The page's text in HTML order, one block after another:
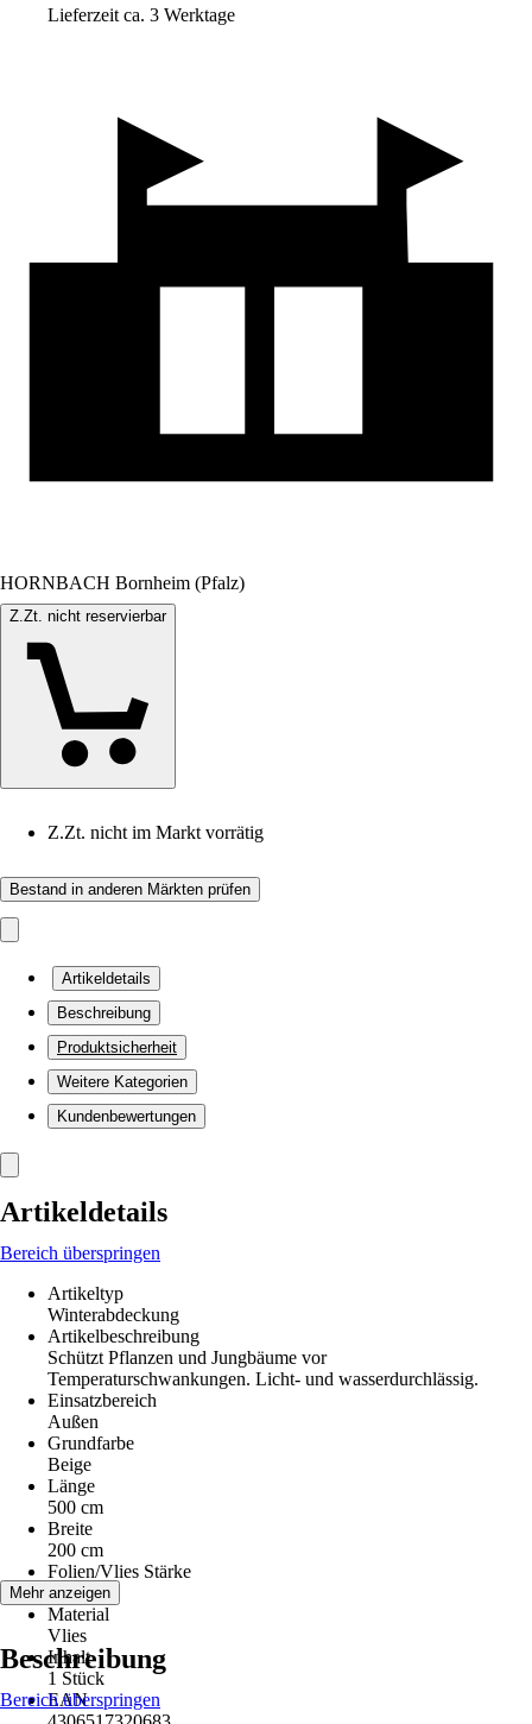
Lieferzeit ca. 3 Werktage
HORNBACH Bornheim (Pfalz)
Z.Zt. nicht reservierbar
Z.Zt. nicht im Markt vorrätig
Bestand in anderen Märkten prüfen
Artikeldetails
Beschreibung
Produktsicherheit
Weitere Kategorien
Kundenbewertungen
Artikeldetails
Bereich überspringen
Artikeltyp
Winterabdeckung
Artikelbeschreibung
Schützt Pflanzen und Jungbäume vor
Temperaturschwankungen. Licht- und wasserdurchlässig.
Einsatzbereich
Außen
Grundfarbe
Beige
Länge
500 cm
Breite
200 cm
Folien/Vlies Stärke
30 g/m²
Material
Vlies
Inhalt
1 Stück
EAN
Mehr anzeigen
Beschreibung
Bereich überspringen